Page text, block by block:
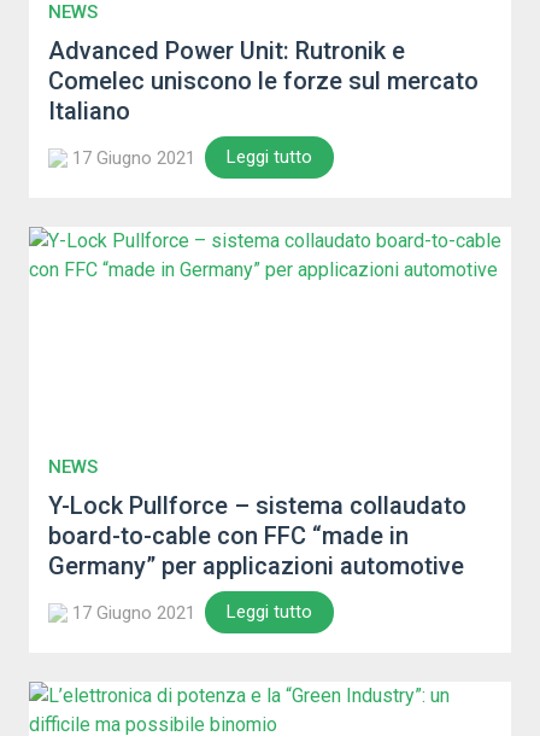
NEWS
Advanced Power Unit: Rutronik e
Comelec uniscono le forze sul mercato
Italiano
17 Giugno 2021 Leggi tutto
NEWS
Y-Lock Pullforce – sistema collaudato
board-to-cable con FFC “made in
Germany” per applicazioni automotive
17 Giugno 2021 Leggi tutto